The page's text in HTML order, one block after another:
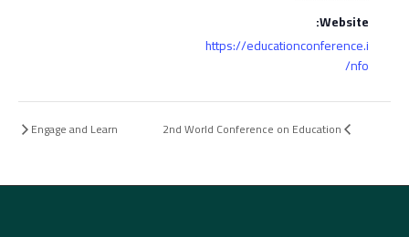
Website:
https://educationconference.i
nfo/
Engage and Learn